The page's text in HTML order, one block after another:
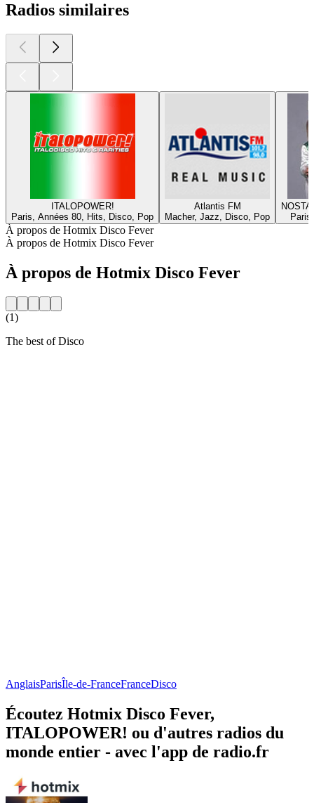
Radios similaires
ITALOPOWER!
Paris, Années 80, Hits, Disco, Pop
Atlantis FM
Macher, Jazz, Disco, Pop
À propos de Hotmix Disco Fever
À propos de Hotmix Disco Fever
À propos de Hotmix Disco Fever
(1)
The best of Disco
AnglaisParisÎle-de-FranceFranceDisco
Écoutez Hotmix Disco Fever,
ITALOPOWER! ou d'autres radios du
monde entier - avec l'app de radio.fr